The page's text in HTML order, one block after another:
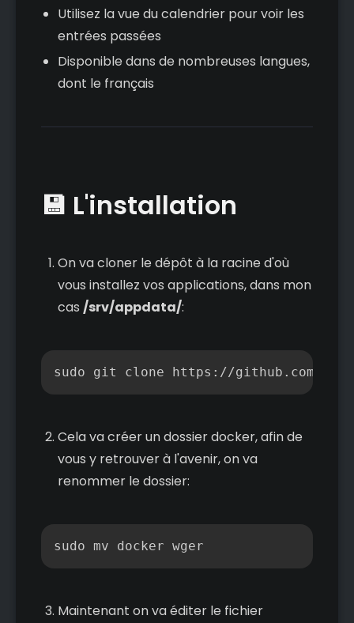
Utilisez la vue du calendrier pour voir les
entrées passées
Disponible dans de nombreuses langues,
dont le français
💾 L'installation
On va cloner le dépôt à la racine d'où
vous installez vos applications, dans mon
cas /srv/appdata/:
sudo git clone https://github.com/
Copier
Cela va créer un dossier docker, afin de
vous y retrouver à l'avenir, on va
renommer le dossier:
sudo mv docker wger
Maintenant on va éditer le fichier